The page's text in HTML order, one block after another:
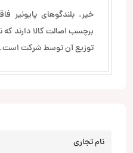
خیر. بلندگوهای پایونیر
برچسب اصالت کالا دارند
توزیع آن توسط شرکت است.
نام تجاری